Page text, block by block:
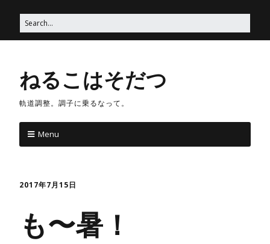
ねるこはそだつ
軌道調整。調子に乗るなって。
Menu
2017年7月15日
も〜暑！